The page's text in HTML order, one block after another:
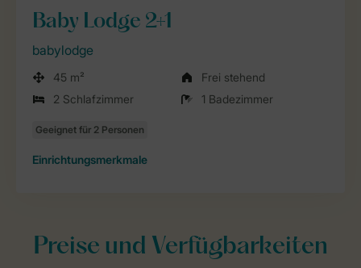
Baby Lodge 2+1
babylodge
45 m²
Frei stehend
2 Schlafzimmer
1 Badezimmer
Einrichtungsmerkmale
Preise und Verfügbarkeiten